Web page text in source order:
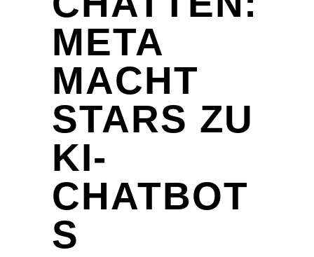
META
MACHT
STARS ZU
KI-
CHATBOT
S